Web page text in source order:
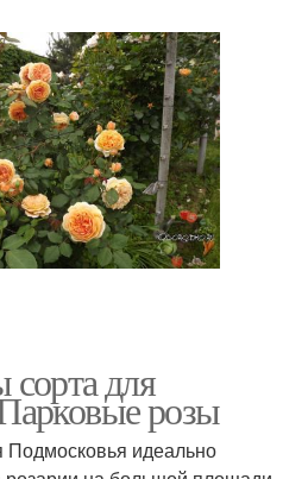
для
розы
Подмосковья идеально